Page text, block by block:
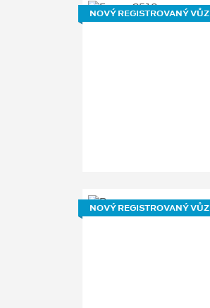
NOVÝ REGISTROVANÝ VŮZ
NOVÝ REGISTROVANÝ VŮZ